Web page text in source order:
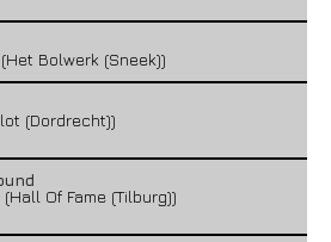
Bolwerk (Sneek))
(Dordrecht))
Of Fame (Tilburg))